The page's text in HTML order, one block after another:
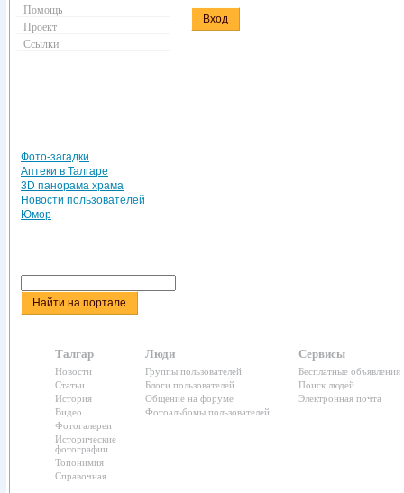
Помощь
Проект
Ссылки
Фото-загадки
Аптеки в Талгаре
3D панорама храма
Новости пользователей
Юмор
Талгар
Новости
Статьи
История
Видео
Фотогалереи
Исторические
фотографии
Топонимия
Справочная
Люди
Группы пользователей
Блоги пользователей
Общение на форуме
Фотоальбомы пользователей
Сервисы
Бесплатные объявления
Поиск людей
Электронная почта